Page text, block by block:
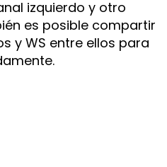
izquierdo y otro
es posible compartir
y WS entre ellos para